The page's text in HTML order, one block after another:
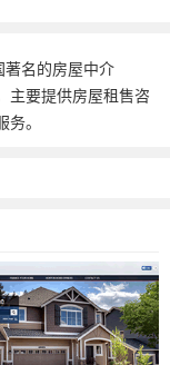
著名的房屋中介
主要提供房屋租售咨
。